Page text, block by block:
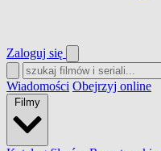
Zaloguj się
Wiadomości Obejrzyj online
Filmy